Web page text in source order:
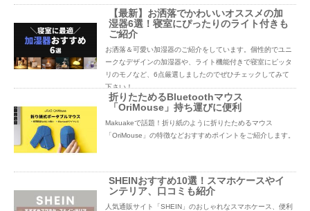
【最新】お洒落でかわいいオススメの加
湿器6選！寝室にぴったりのライト付きも
ご紹介
お洒落＆可愛い加湿器のご紹介をしています。個性的でユニ
ークなデザインの加湿器や、ライト機能付きで寝室にピッタ
リのモノなど、6点厳選しましたのでぜひチェックしてみて
下さい！
折りたためるBluetoothマウス
「OriMouse」持ち運びに便利
Makuakeで話題！折り紙のように折りたためるマウス
「OriMouse」の特徴などおすすめポイントをご紹介します。
SHEINおすすめ10選！スマホケースやイ
ンテリア、口コミも紹介
人気通販サイト「SHEIN」のおしゃれなスマホケース、便利